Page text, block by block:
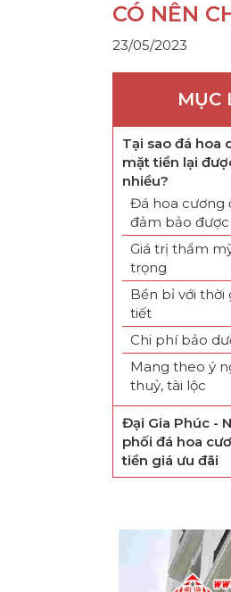
CÓ NÊN
23/05/2023
MỤC
Tại sao đá hoa
mặt tiền lại
nhiều?
Đá hoa cương
đảm bảo
Giá trị thẩm
trọng
Bền bỉ với thời
tiết
Chi phí bảo
Mang theo ý
thuỷ, tài lộc
Đại Gia Phúc -
phối đá hoa
tiền giá ưu đãi